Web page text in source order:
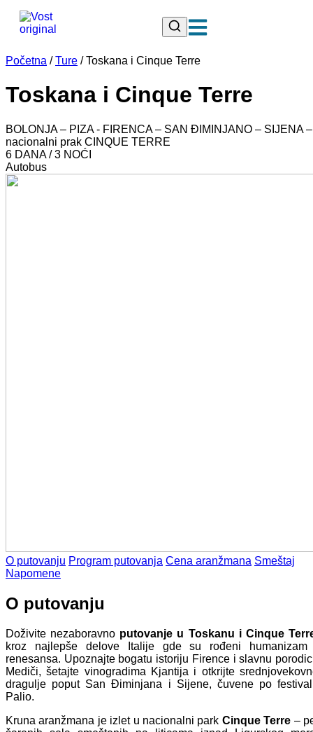
Početna / Ture / Toskana i Cinque Terre
Toskana i Cinque Terre
BOLONJA – PIZA - FIRENCA – SAN ĐIMINJANO – SIJENA –
nacionalni prak CINQUE TERRE
6 DANA / 3 NOĆI
Autobus
O putovanju Program putovanja Cena aranžmana Smeštaj
Napomene
O putovanju
Doživite nezaboravno putovanje u Toskanu i Cinque
kroz najlepše delove Italije gde su rođeni
renesansa. Upoznajte bogatu istoriju Firence i slavnu
Mediči, šetajte vinogradima Kjantija i otkrijte
dragulje poput San Điminjana i Sijene, čuvene po
Palio.
Kruna aranžmana je izlet u nacionalni park Cinque Terre –